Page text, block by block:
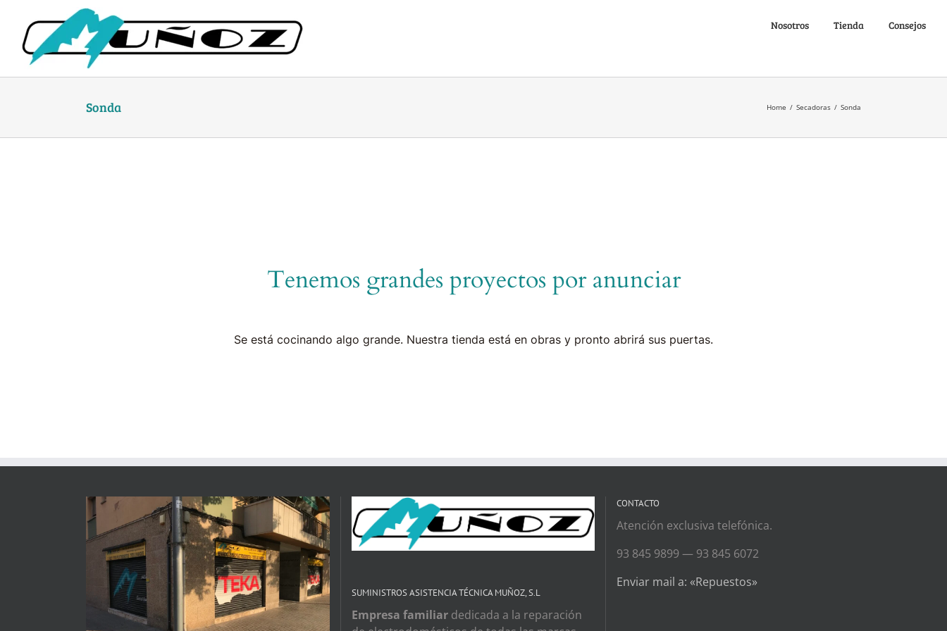
content
Nosotros Tienda Consejos
Sonda Home / Secadoras / Sonda
Tenemos grandes proyectos por anunciar
Se está cocinando algo grande. Nuestra tienda está en obras y pronto abrirá sus puertas.
SUMINISTROS ASISTENCIA TÉCNICA MUÑOZ, S.L
Empresa familiardedicada a la reparación
CONTACTO
Atención exclusiva telefónica.
93 845 9899 — 93 845 6072
Enviar mail a: «Repuestos»